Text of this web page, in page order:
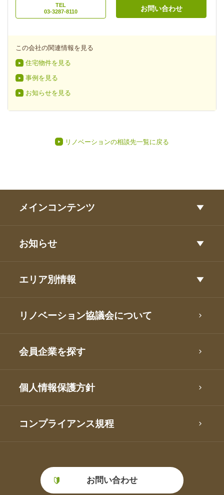
TEL
03-3287-8110
お問い合わせ
この会社の関連情報を見る
住宅物件を見る
事例を見る
お知らせを見る
リノベーションの相談先一覧に戻る
メインコンテンツ
お知らせ
エリア別情報
リノベーション協議会について
会員企業を探す
個人情報保護方針
コンプライアンス規程
お問い合わせ